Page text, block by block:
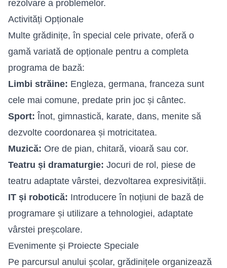
rezolvare a problemelor.
Activități Opționale
Multe grădinițe, în special cele private, oferă o
gamă variată de opționale pentru a completa
programa de bază:
Limbi străine: Engleza, germana, franceza sunt
cele mai comune, predate prin joc și cântec.
Sport: Înot, gimnastică, karate, dans, menite să
dezvolte coordonarea și motricitatea.
Muzică: Ore de pian, chitară, vioară sau cor.
Teatru și dramaturgie: Jocuri de rol, piese de
teatru adaptate vârstei, dezvoltarea expresivității.
IT și robotică: Introducere în noțiuni de bază de
programare și utilizare a tehnologiei, adaptate
vârstei preșcolare.
Evenimente și Proiecte Speciale
Pe parcursul anului școlar, grădinițele organizează